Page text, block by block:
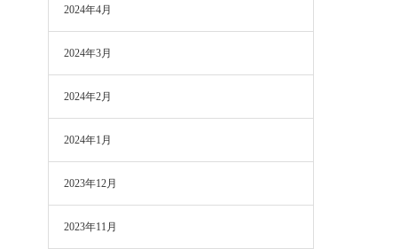
2024年4月
2024年3月
2024年2月
2024年1月
2023年12月
2023年11月